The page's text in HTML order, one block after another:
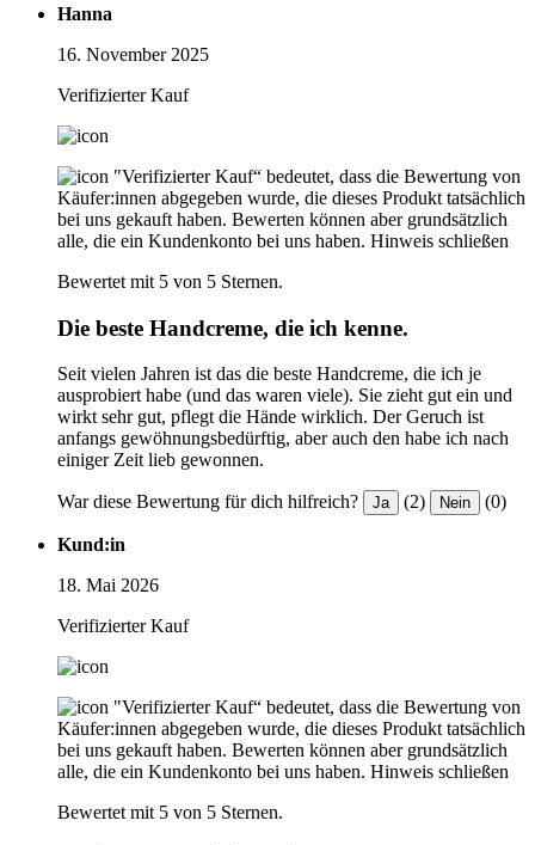
Hanna
16. November 2025
Verifizierter Kauf
"Verifizierter Kauf“ bedeutet, dass die Bewertung von
Käufer:innen abgegeben wurde, die dieses Produkt tatsächlich
bei uns gekauft haben. Bewerten können aber grundsätzlich
alle, die ein Kundenkonto bei uns haben. Hinweis schließen
Bewertet mit 5 von 5 Sternen.
Die beste Handcreme, die ich kenne.
Seit vielen Jahren ist das die beste Handcreme, die ich je
ausprobiert habe (und das waren viele). Sie zieht gut ein und
wirkt sehr gut, pflegt die Hände wirklich. Der Geruch ist
anfangs gewöhnungsbedürftig, aber auch den habe ich nach
einiger Zeit lieb gewonnen.
War diese Bewertung für dich hilfreich? Ja (2) Nein (0)
Kund:in
18. Mai 2026
Verifizierter Kauf
"Verifizierter Kauf“ bedeutet, dass die Bewertung von
Käufer:innen abgegeben wurde, die dieses Produkt tatsächlich
bei uns gekauft haben. Bewerten können aber grundsätzlich
alle, die ein Kundenkonto bei uns haben. Hinweis schließen
Bewertet mit 5 von 5 Sternen.